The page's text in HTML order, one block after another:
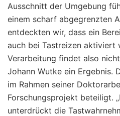
Ausschnitt der Umgebung
einem scharf abgegrenzten
entdeckten wir, dass ein
auch bei Tastreizen aktiviert
Verarbeitung findet also
Johann Wutke ein Ergebnis.
im Rahmen seiner
Forschungsprojekt beteiligt.
unterdrückt die